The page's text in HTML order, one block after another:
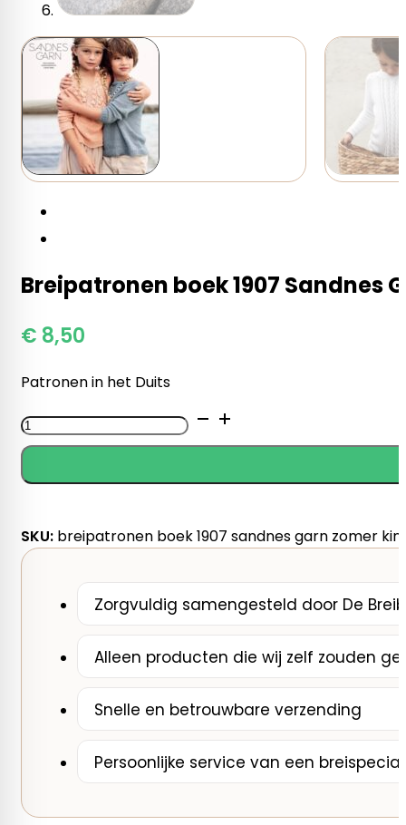
Breipatronen boek 1907 Sandnes
€ 8,50
Patronen in het Duits
Breipatronen
boek
Sandnes
Zomer
Kinderen
SKU: breipatronen boek 1907 sandnes garn zomer
Zorgvuldig samengesteld door De
Alleen producten die wij zelf zouden
Snelle en betrouwbare verzending
Persoonlijke service van een